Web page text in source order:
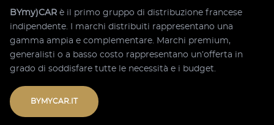
BYmy)CAR è il primo gruppo di distribuzione francese
indipendente. I marchi distribuiti rappresentano una
gamma ampia e complementare. Marchi premium,
generalisti o a basso costo rappresentano un’offerta in
grado di soddisfare tutte le necessità e i budget.
BYMYCAR.IT